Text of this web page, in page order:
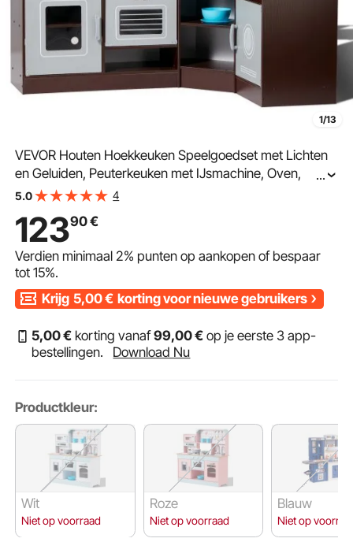
1/13
VEVOR Houten Hoekkeuken Speelgoedset met Lichten
en Geluiden, Peuterkeuken met IJsmachine, Oven,
Spoelbak, Klok, Magnetron, Koelkast en Accessoires,
...
5.0 4
12390€
Verdien minimaal2% punten op aankopen of bespaar
tot15%.
Krijg 5,00€ korting voor nieuwe gebruikers
5,00€ korting vanaf99,00€ op je eerste 3 app-
bestellingen.
Download Nu
Productkleur:
Wit
Niet op voorraad
Roze
Niet op voorraad
Blauw
Niet op